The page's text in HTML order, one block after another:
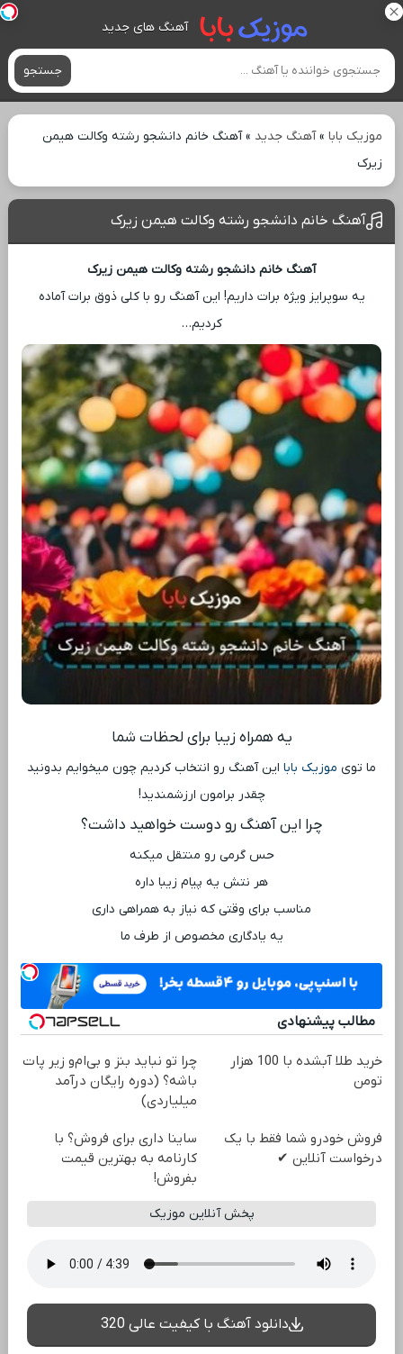
آهنگ های جدید
جستجو
موزیک بابا»آهنگ جدید »آهنگ خانم دانشجو رشته وکالت هیمن
زیرک
آهنگ خانم دانشجو رشته وکالت هیمن زیرک
آهنگ خانم دانشجو رشته وکالت هیمن زیرک
یه سوپرایز ویژه برات داریم! این آهنگ رو با کلی ذوق برات آماده
کردیم…
یه همراه زیبا برای لحظات شما
ما توی موزیک بابا این آهنگ رو انتخاب کردیم چون میخوایم بدونید
چقدر برامون ارزشمندید!
چرا این آهنگ رو دوست خواهید داشت؟
حس گرمی رو منتقل میکنه
هر نتش یه پیام زیبا داره
مناسب برای وقتی که نیاز به همراهی داری
یه یادگاری مخصوص از طرف ما
مطالب پیشنهادی
خرید طلا آبشده با 100 هزار
تومن
چرا تو نباید بنز و بی‌ام‌و زیر پات
باشه؟ (دوره رایگان درآمد
میلیاردی)
فروش خودرو شما فقط با یک
درخواست آنلاین ✔
ساینا داری برای فروش؟ با
کارنامه به بهترین قیمت
بفروش!
پخش آنلاین موزیک
دانلود آهنگ با کیفیت عالی 320